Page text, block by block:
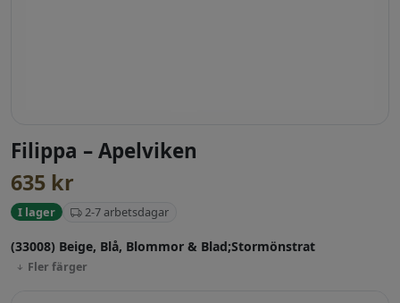
Filippa – Apelviken
635 kr
I lager 2-7 arbetsdagar
(33008) Beige, Blå, Blommor & Blad;Stormönstrat
Fler färger